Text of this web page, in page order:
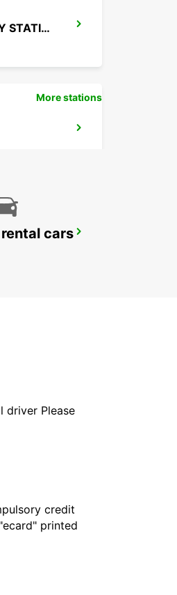
ROME TERMINI RAILWAY STATION
More stations
cars
driver Please
credit
printed